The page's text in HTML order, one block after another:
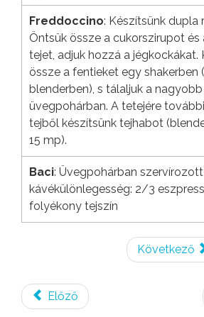
Freddoccino: Készítsünk dupla
Öntsük össze a cukorszirupot és
tejet, adjuk hozzá a jégkockákat.
össze a fentieket egy shakerben
blenderben), s tálaljuk a
üvegpohárban. A tetejére
tejből készítsünk tejhabot
15 mp).
Baci: Üvegpohárban szervírozott
kávékülönlegesség: 2/3
folyékony tejszín
Következő
Előző